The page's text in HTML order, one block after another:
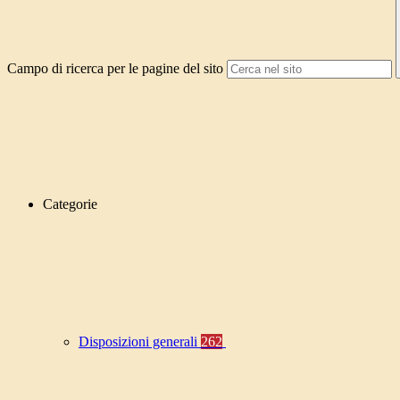
Campo di ricerca per le pagine del sito
Categorie
Disposizioni generali 262